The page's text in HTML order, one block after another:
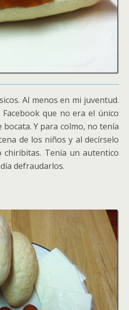
Al menos en mi juventud.
que no era el único
Y para colmo, no tenía
de los niños y al decírselo
Tenía un autentico
defraudarlos.